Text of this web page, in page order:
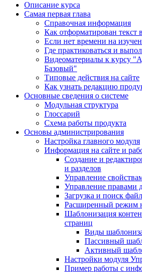
Описание курса
Самая первая глава
Справочная информация
Как отформатирован текст
Если нет времени на
Где практиковаться и
Видеоматериалы к курсу
Базовый"
Типовые действия на сайте
Как узнать редакцию
Основные сведения о системе
Модульная структура
Глоссарий
Схема работы продукта
Основы администрирования
Настройка главного модуля
Информация на сайте и
Создание и
и разделов
Управление
Управление правами
Загрузка и поиск
Расширенный режим
Шаблонизация
страниц
Виды
Пассивный
Активный
Настройки модуля
Пример работы с